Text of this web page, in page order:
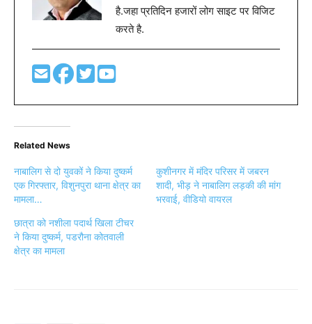
है.जहा प्रतिदिन हजारों लोग साइट पर विजिट
करते है.
Related News
नाबालिग से दो युवकों ने किया दुष्कर्म
एक गिरफ्तार, विशुनपुरा थाना क्षेत्र का
मामला…
कुशीनगर में मंदिर परिसर में जबरन
शादी, भीड़ ने नाबालिग लड़की की मांग
भरवाई, वीडियो वायरल
छात्रा को नशीला पदार्थ खिला टीचर
ने किया दुष्कर्म, पडरौना कोतवाली
क्षेत्र का मामला